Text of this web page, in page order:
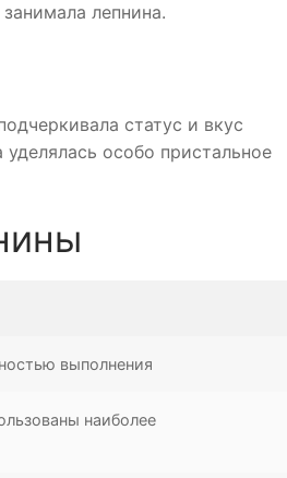
лепнина.
статус и вкус
особо пристальное
выполнения
наиболее